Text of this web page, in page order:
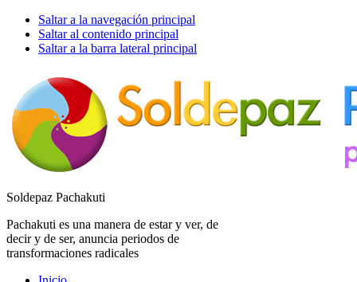
Saltar a la navegación principal
Saltar al contenido principal
Saltar a la barra lateral principal
Soldepaz Pachakuti
Pachakuti es una manera de estar y ver, de
decir y de ser, anuncia periodos de
transformaciones radicales